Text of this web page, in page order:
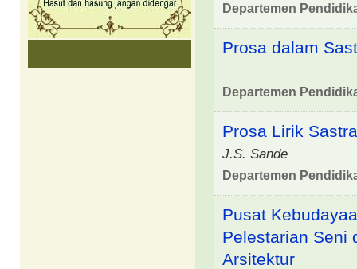
Departemen
Prosa dalam
Departemen
Prosa Lirik
J.S. Sande
Departemen
Pusat
Pelestarian Seni
Arsitektur